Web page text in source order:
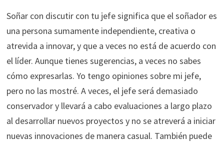
Soñar con discutir con tu jefe significa que el soñador es
una persona sumamente independiente, creativa o
atrevida a innovar, y que a veces no está de acuerdo con
el líder. Aunque tienes sugerencias, a veces no sabes
cómo expresarlas. Yo tengo opiniones sobre mi jefe,
pero no las mostré. A veces, el jefe será demasiado
conservador y llevará a cabo evaluaciones a largo plazo
al desarrollar nuevos proyectos y no se atreverá a iniciar
nuevas innovaciones de manera casual. También puede